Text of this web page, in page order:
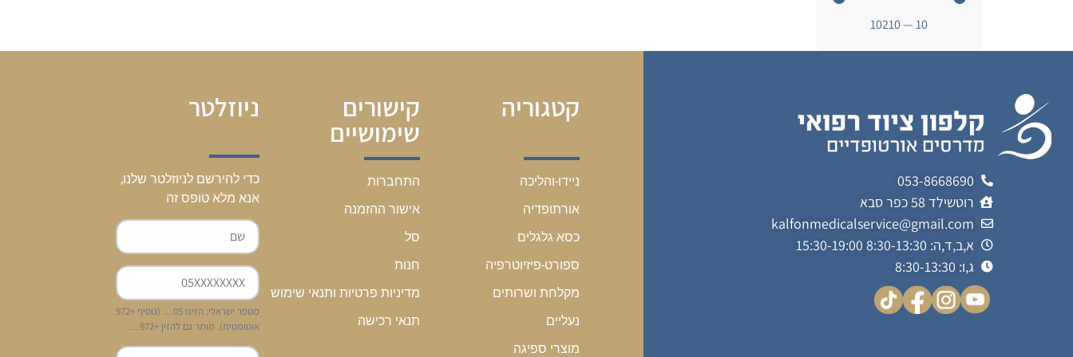
10
—
10210
053-8668690
רוטשילד 58 כפר סבא
kalfonmedicalservice@gmail.com
א,ב,ד,ה: 8:30-13:30 15:30-19:00
ג,ו: 8:30-13:30
קטגוריה
ניידו-והליכה
אורתופדיה
כסא גלגלים
ספורט-פיזיוטרפיה
מקלחת ושרותים
נעליים
מוצרי ספיגה
קישורים
שימושיים
התחברות
אישור ההזמנה
סל
חנות
מדיניות פרטיות ותנאי שימוש
תנאי רכישה
ניוזלטר
כדי להירשם לניוזלטר שלנו,
אנא מלא טופס זה
מספר ישראלי: הזינו 05… (נוסיף +972
אוטומטית). מותר גם להזין +972…